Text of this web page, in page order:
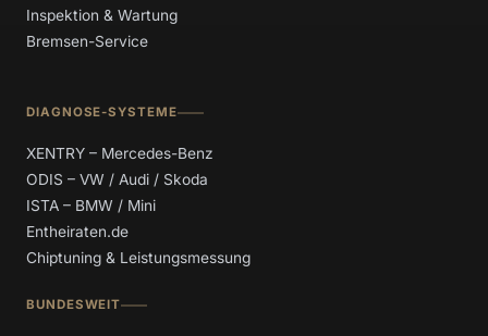
Inspektion & Wartung
Bremsen-Service
DIAGNOSE-SYSTEME
XENTRY – Mercedes-Benz
ODIS – VW / Audi / Skoda
ISTA – BMW / Mini
Entheiraten.de
Chiptuning & Leistungsmessung
BUNDESWEIT